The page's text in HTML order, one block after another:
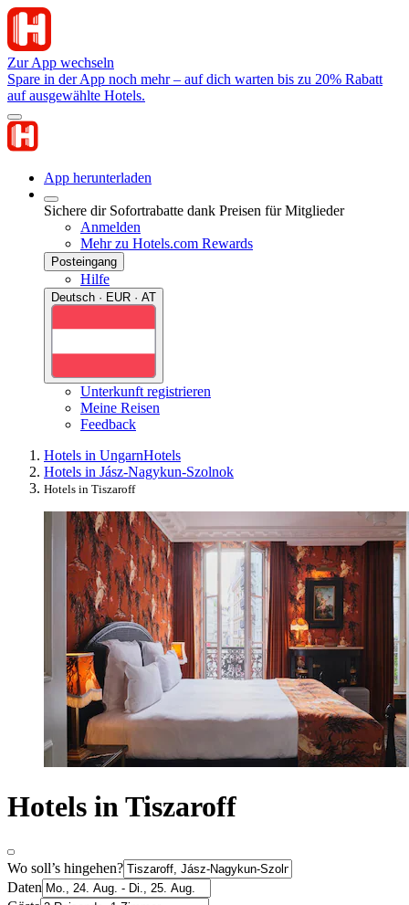
Zur App wechseln
Spare in der App noch mehr – auf dich warten bis zu 20% Rabatt
auf ausgewählte Hotels.
App herunterladen
Sichere dir Sofortrabatte dank Preisen für Mitglieder
Anmelden
Mehr zu Hotels.com Rewards
Posteingang
Hilfe
Deutsch · EUR · AT
Unterkunft registrieren
Meine Reisen
Feedback
Hotels in UngarnHotels
Hotels in Jász-Nagykun-Szolnok
Hotels in Tiszaroff
Hotels in Tiszaroff
Wo soll’s hingehen?
Daten